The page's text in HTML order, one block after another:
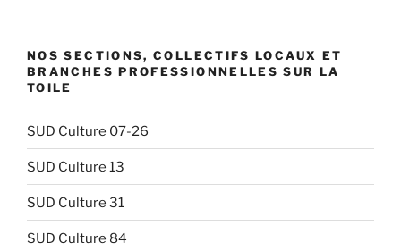
NOS SECTIONS, COLLECTIFS LOCAUX ET
BRANCHES PROFESSIONNELLES SUR LA
TOILE
SUD Culture 07-26
SUD Culture 13
SUD Culture 31
SUD Culture 84